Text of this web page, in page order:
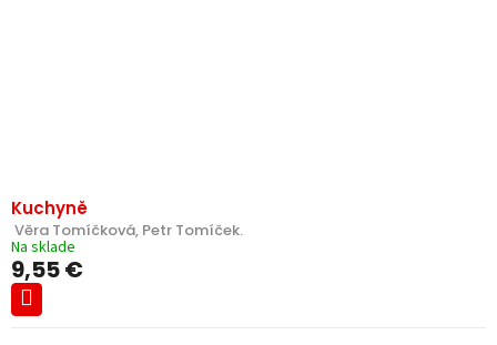
Kuchyně
Věra Tomíčková, Petr Tomíček.
Na sklade
9,55 €